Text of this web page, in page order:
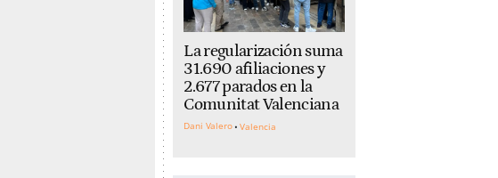
La regularización suma
31.690 afiliaciones y
2.677 parados en la
Comunitat Valenciana
Dani Valero Valencia